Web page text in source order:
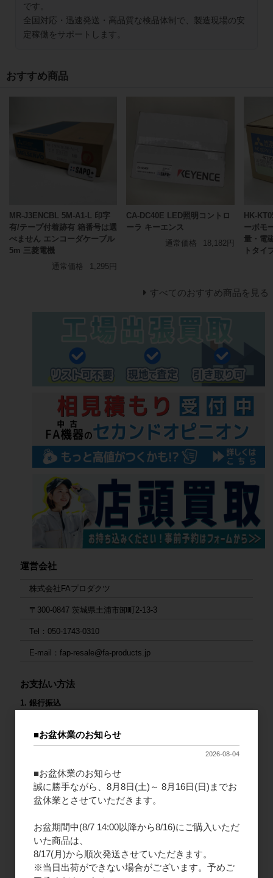
です。
全国対応・迅速発送・高品質な検品体制で、製造現場の安
定稼働をサポートします。
おすすめ商品
MR-J3ENCBL 5M-A1-L 印字
有/テープ付着跡有 箱番号は選
べません エンコーダケーブル
5m 三菱電機
通常価格
1,295円
CA-DC40E LED照明コントロ
ーラ キーエンス
通常価格
18,182円
HK-
ーボモ
量・電
トタイ
すべてのおすすめ商品を見る
運営会社
株式会社FAプロダクツ
〒300-0847 茨城県土浦市卸町2-13-3
Tel：050-1743-0310
E-mail：fap-resale@fa-products.jp
お支払い方法
1. 銀行振込
をお願いいたします。
（振込先）
銀行支店名：GMOあおぞらネット銀行 法人第二営業部
口座番号：普通 1659680
口座名義（カナ）：カ）エフエープロダクツ
2. ご請求書払い
法人様限定となりますので、新規会員登録をお願いいたします。
商品と一緒にご請求書を同封いたします。末日締め、翌月末払い
となります。
■お盆休業のお知らせ
2026-08-04
■お盆休業のお知らせ
誠に勝手ながら、8月8日(土)～ 8月16日(日)までお
盆休業とさせていただきます。
お盆期間中(8/7 14:00以降から8/16)にご購入いただ
いた商品は、
8/17(月)から順次発送させていただきます。
※当日出荷ができない場合がございます。予めご